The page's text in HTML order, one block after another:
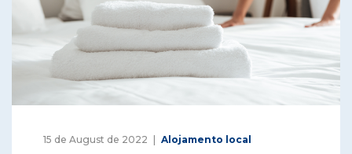
15 de August de 2022 Alojamento local